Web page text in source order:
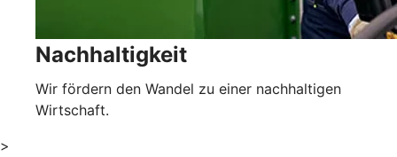
Nachhaltigkeit
Wir fördern den Wandel zu einer nachhaltigen
Wirtschaft.
>